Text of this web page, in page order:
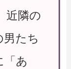
近隣の
たち
「あ